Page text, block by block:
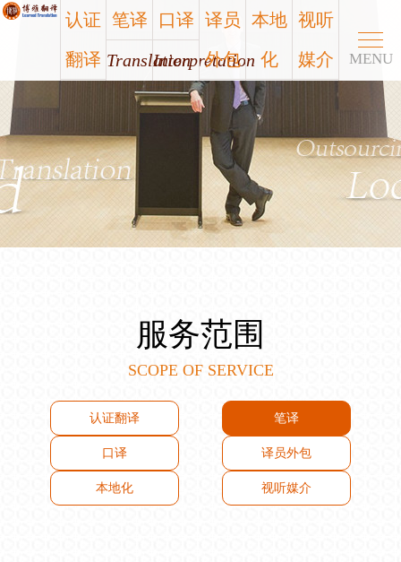
认证
翻译
认证
翻译
笔译
Translation
笔译
口译
Interpretation
口译
译员
外包
Outsourcing
译员
外包
本地
化
Localization
本地
化
视听
媒介
Media
视听
媒介
MENU
服务范围
SCOPE OF SERVICE
认证翻译 笔译
口译 译员外包
本地化 视听媒介